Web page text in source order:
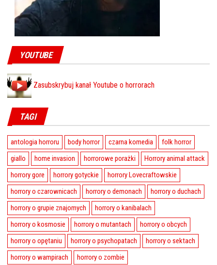
YOUTUBE
Zasubskrybuj kanał Youtube o horrorach
TAGI
antologia horroru body horror czarna komedia
folk horror
giallo
home invasion horrorowe porażki
Horrory animal attack
horrory gore
horrory gotyckie
horrory Lovecraftowskie
horrory o czarownicach
horrory o demonach
horrory o duchach
horrory o grupie znajomych
horrory o kanibalach
horrory o kosmosie
horrory o mutantach
horrory o obcych
horrory o opętaniu
horrory o psychopatach
horrory o sektach
horrory o wampirach
horrory o zombie